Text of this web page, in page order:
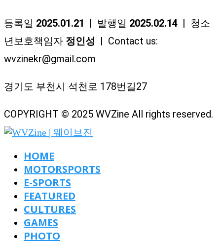
등록일 2025.01.21 | 발행일 2025.02.14 | 청소
년보호책임자 정인성 | Contact us:
wvzinekr@gmail.com
경기도 부천시 석천로 178번길27
COPYRIGHT © 2025 WVZine All rights reserved.
HOME
MOTORSPORTS
E-SPORTS
FEATURED
CULTURES
GAMES
PHOTO